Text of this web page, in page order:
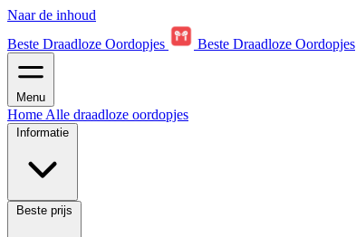
Naar de inhoud
Beste Draadloze Oordopjes
Beste Draadloze Oordopjes
Menu
Home Alle draadloze oordopjes
Informatie
Beste prijs